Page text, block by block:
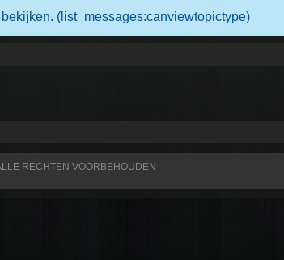
(list_messages:canviewtopictype)
RECHTEN VOORBEHOUDEN